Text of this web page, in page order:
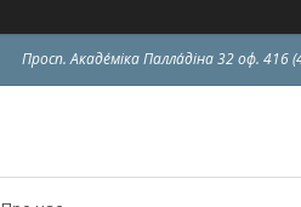
Просп. Акаде́міка Палла́діна 32 оф. 416